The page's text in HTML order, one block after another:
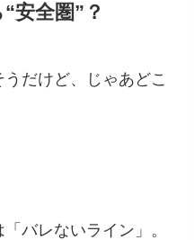
安全圏”？
うだけど、じゃあどこ
バレないライン」。